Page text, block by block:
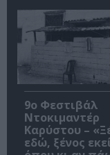
9ο Φεστιβάλ
Ντοκιμαντέρ
Καρύστου –
εδώ, ξένος